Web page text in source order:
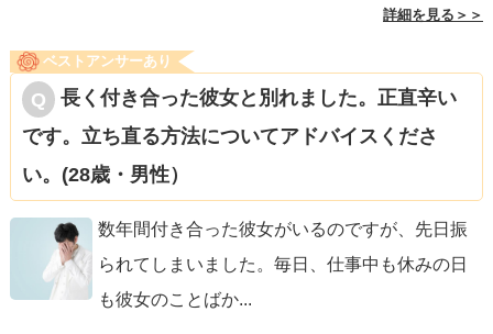
詳細を見る＞＞
ベストアンサーあり
長く付き合った彼女と別れました。正直辛い
です。立ち直る方法についてアドバイスくださ
い。(28歳・男性）
数年間付き合った彼女がいるのですが、先日振
られてしまいました。毎日、仕事中も休みの日
も彼女のことばか...